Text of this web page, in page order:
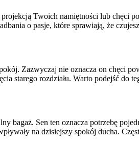
Twoich namiętności lub
o pasje, które sprawiają, że
Zazwyczaj nie oznacza on chęci
starego rozdziału. Warto podejść do
bagaż. Sen ten oznacza potrzebę
na dzisiejszy spokój ducha.